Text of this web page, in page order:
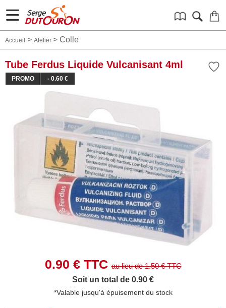
Accueil > Atelier > Colle
Tube Ferdus Liquide Vulcanisant 4ml
PROMO - 0.60 €
0.90 € TTCau lieu de1.50€ TTC
Soit un total de 0.90 €
*Valable jusqu'à épuisement du stock